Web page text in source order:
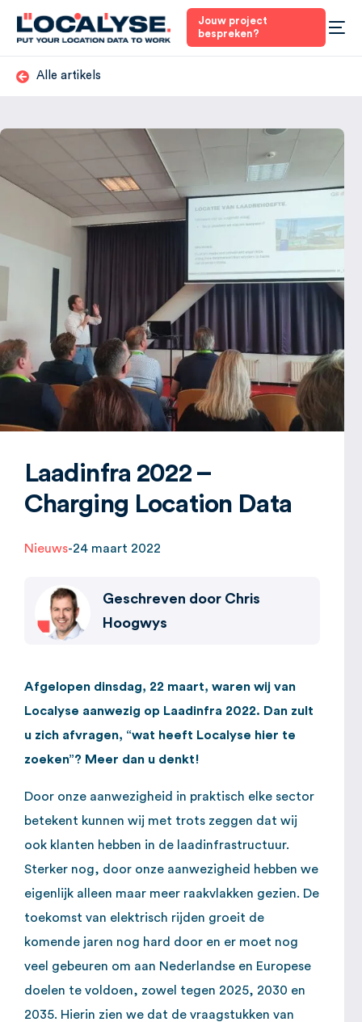
Jouw project
bespreken?
Alle artikels
Laadinfra 2022 –
Charging Location Data
Nieuws-24 maart 2022
Geschreven door Chris
Hoogwys
Afgelopen dinsdag, 22 maart, waren wij van
Localyse aanwezig op Laadinfra 2022. Dan zult
u zich afvragen, “wat heeft Localyse hier te
zoeken”? Meer dan u denkt!
Door onze aanwezigheid in praktisch elke sector
betekent kunnen wij met trots zeggen dat wij
ook klanten hebben in de laadinfrastructuur.
Sterker nog, door onze aanwezigheid hebben we
eigenlijk alleen maar meer raakvlakken gezien. De
toekomst van elektrisch rijden groeit de
komende jaren nog hard door en er moet nog
veel gebeuren om aan Nederlandse en Europese
doelen te voldoen, zowel tegen 2025, 2030 en
2035. Hierin zien we dat de vraagstukken van
4
Nederland